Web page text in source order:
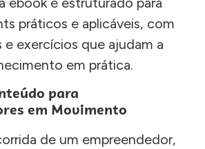
práticos e aplicáveis, com
e exercícios que ajudam a
em prática.
para
em Movimento
de um empreendedor,